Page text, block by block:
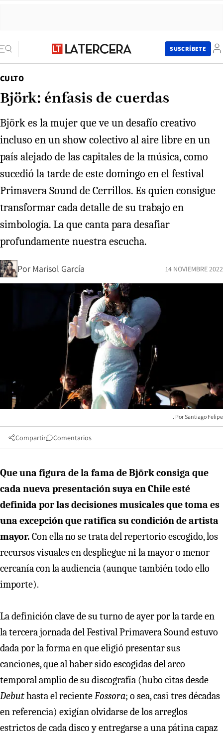
SUSCRÍBETE
CULTO
Björk: énfasis de cuerdas
Björk es la mujer que ve un desafío creativo
incluso en un show colectivo al aire libre en un
país alejado de las capitales de la música, como
sucedió la tarde de este domingo en el festival
Primavera Sound de Cerrillos. Es quien consigue
transformar cada detalle de su trabajo en
simbología. La que canta para desafiar
profundamente nuestra escucha.
Por Marisol García 14 NOVIEMBRE 2022
Santiago Felipe
Compartir Comentarios
Que una figura de la fama de Björk consiga que
cada nueva presentación suya en Chile esté
definida por las decisiones musicales que toma es
una excepción que ratifica su condición de artista
mayor. Con ella no se trata del repertorio escogido, los
recursos visuales en despliegue ni la mayor o menor
cercanía con la audiencia (aunque también todo ello
importe).
La definición clave de su turno de ayer por la tarde en
la tercera jornada del Festival Primavera Sound estuvo
dada por la forma en que eligió presentar sus
canciones, que al haber sido escogidas del arco
temporal amplio de su discografía (hubo citas desde
Debuthasta el recienteFossora; o sea, casi tres décadas
en referencia) exigían olvidarse de los arreglos
estrictos de cada disco y entregarse a una pátina capaz